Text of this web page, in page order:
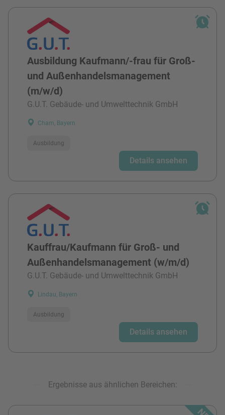
Ausbildung Kaufmann/-frau für Groß-
und Außenhandelsmanagement
(m/w/d)
G.U.T. Gebäude- und Umwelttechnik GmbH
Cham, Bayern
Ausbildung
Details ansehen
Kauffrau/Kaufmann für Groß- und
Außenhandelsmanagement (w/m/d)
G.U.T. Gebäude- und Umwelttechnik GmbH
Lindau, Bayern
Ausbildung
Details ansehen
Ergebnisse aus ähnlichen Bereichen: